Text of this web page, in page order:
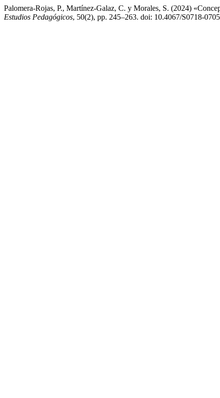
Palomera-Rojas, P., Martínez-Galaz, C. y Morales, S. (2024)
Estudios Pedagógicos, 50(2), pp. 245–263. doi: 10.4067/S0718-